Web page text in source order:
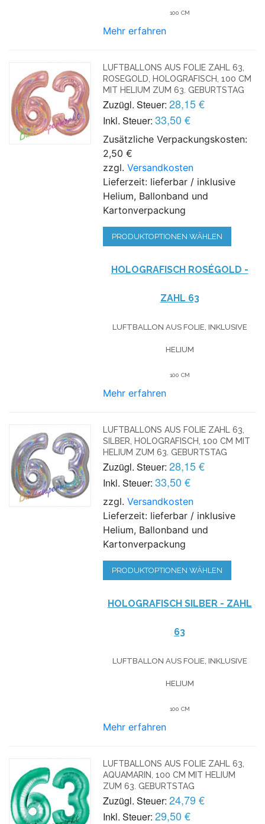
100 CM
Mehr erfahren
LUFTBALLONS AUS FOLIE ZAHL 63,
ROSEGOLD, HOLOGRAFISCH, 100 CM
MIT HELIUM ZUM 63. GEBURTSTAG
Zuzügl. Steuer: 28,15 €
Inkl. Steuer: 33,50 €
Zusätzliche Verpackungskosten:
2,50 €
zzgl.Versandkosten
Lieferzeit: lieferbar / inklusive
Helium, Ballonband und
Kartonverpackung
PRODUKTOPTIONEN WÄHLEN
HOLOGRAFISCH ROSÉGOLD -
ZAHL 63
LUFTBALLON AUS FOLIE, INKLUSIVE
HELIUM
100 CM
Mehr erfahren
LUFTBALLONS AUS FOLIE ZAHL 63,
SILBER, HOLOGRAFISCH, 100 CM MIT
HELIUM ZUM 63. GEBURTSTAG
Zuzügl. Steuer: 28,15 €
Inkl. Steuer: 33,50 €
zzgl.Versandkosten
Lieferzeit: lieferbar / inklusive
Helium, Ballonband und
Kartonverpackung
PRODUKTOPTIONEN WÄHLEN
HOLOGRAFISCH SILBER - ZAHL
63
LUFTBALLON AUS FOLIE, INKLUSIVE
HELIUM
100 CM
Mehr erfahren
LUFTBALLONS AUS FOLIE ZAHL 63,
AQUAMARIN, 100 CM MIT HELIUM
ZUM 63. GEBURTSTAG
Zuzügl. Steuer: 24,79 €
Inkl. Steuer: 29,50 €